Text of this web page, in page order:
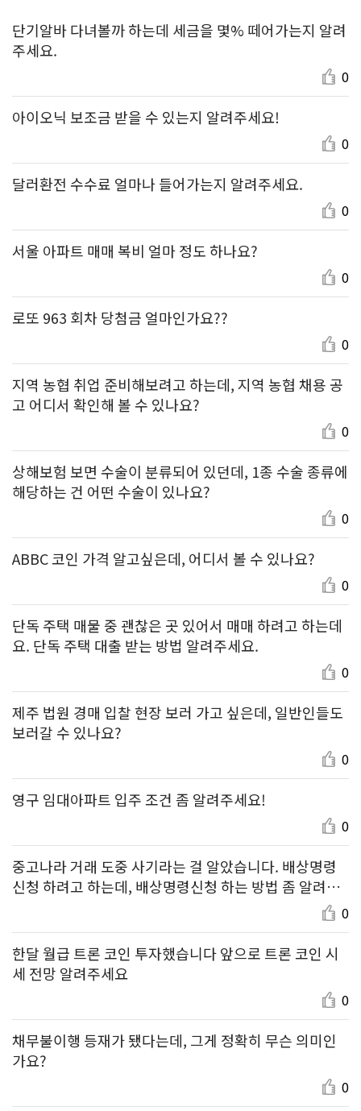
단기알바 다녀볼까 하는데 세금을 몇% 떼어가는지 알려
주세요.
0
아이오닉 보조금 받을 수 있는지 알려주세요!
0
달러환전 수수료 얼마나 들어가는지 알려주세요.
0
서울 아파트 매매 복비 얼마 정도 하나요?
0
로또 963 회차 당첨금 얼마인가요??
0
지역 농협 취업 준비해보려고 하는데, 지역 농협 채용 공
고 어디서 확인해 볼 수 있나요?
0
상해보험 보면 수술이 분류되어 있던데, 1종 수술 종류에
해당하는 건 어떤 수술이 있나요?
0
ABBC 코인 가격 알고싶은데, 어디서 볼 수 있나요?
0
단독 주택 매물 중 괜찮은 곳 있어서 매매 하려고 하는데
요. 단독 주택 대출 받는 방법 알려주세요.
0
제주 법원 경매 입찰 현장 보러 가고 싶은데, 일반인들도
보러갈 수 있나요?
0
영구 임대아파트 입주 조건 좀 알려주세요!
0
중고나라 거래 도중 사기라는 걸 알았습니다. 배상명령
신청 하려고 하는데, 배상명령신청 하는 방법 좀 알려주
0
한달 월급 트론 코인 투자했습니다 앞으로 트론 코인 시
세 전망 알려주세요
0
채무불이행 등재가 됐다는데, 그게 정확히 무슨 의미인
가요?
0